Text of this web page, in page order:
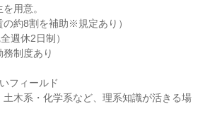
用意。
の約8割を補助※規定あり）
週休2日制）
務制度あり
フィールド
木系・化学系など、理系知識が活きる場